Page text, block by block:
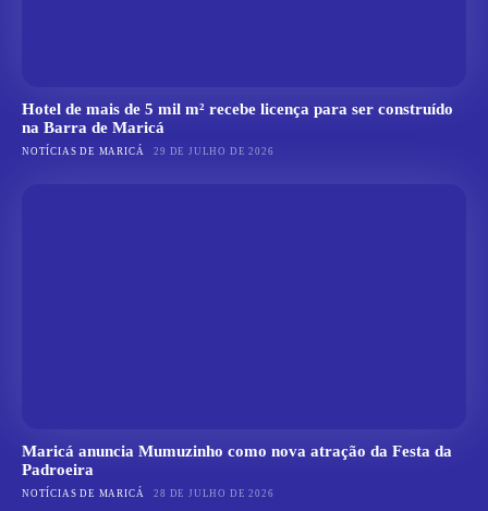
Hotel de mais de 5 mil m² recebe licença para ser construído
na Barra de Maricá
NOTÍCIAS DE MARICÁ 29 DE JULHO DE 2026
Maricá anuncia Mumuzinho como nova atração da Festa da
Padroeira
NOTÍCIAS DE MARICÁ 28 DE JULHO DE 2026